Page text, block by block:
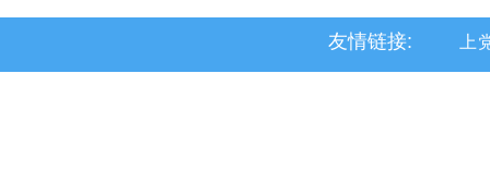
友情链接: 上